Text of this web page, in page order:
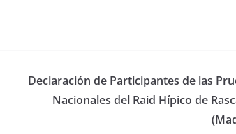
Declaración de Participantes de las
Nacionales del Raid Hípico de